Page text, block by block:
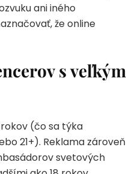
ani iného
že online
s veľkým
(čo sa týka
21+). Reklama zároveň
svetových